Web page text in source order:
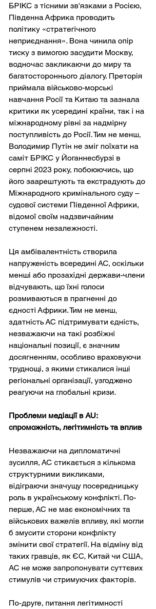
БРІКС з тісними зв'язками з Росією,
Південна Африка проводить
політику «стратегічного
неприєднання». Вона чинила опір
тиску з вимогою засудити Москву,
водночас закликаючи до миру та
багатостороннього діалогу. Преторія
приймала військово-морські
навчання Росії та Китаю та зазнала
критики як усередині країни, так і на
міжнародному рівні за надмірну
поступливість до Росії. Тим не менш,
Володимир Путін не зміг поїхати на
саміт БРІКС у Йоганнесбурзі в
серпні 2023 року, побоюючись, що
його заарештують та екстрадують до
Міжнародного кримінального суду –
судової системи Південної Африки,
відомої своїм надзвичайним
ступенем незалежності.
Ця амбівалентність створила
напруженість всередині АС, оскільки
менші або прозахідні держави-члени
відчувають, що їхні голоси
розмиваються в прагненні до
єдності Африки. Тим не менш,
здатність АС підтримувати єдність,
незважаючи на такі розбіжні
національні позиції, є значним
досягненням, особливо враховуючи
труднощі, з якими стикалися інші
регіональні організації, узгоджено
реагуючи на глобальні кризи.
Проблеми медіації в AU:
спроможність, легітимність та вплив
Незважаючи на дипломатичні
зусилля, АС стикається з кількома
структурними викликами,
відіграючи значущу посередницьку
роль в українському конфлікті. По-
перше, АС не має економічних та
військових важелів впливу, які могли
б змусити сторони конфлікту
змінити свої стратегії. На відміну від
таких гравців, як ЄС, Китай чи США,
АС не може запропонувати суттєвих
стимулів чи стримуючих факторів.
По-друге, питання легітимності